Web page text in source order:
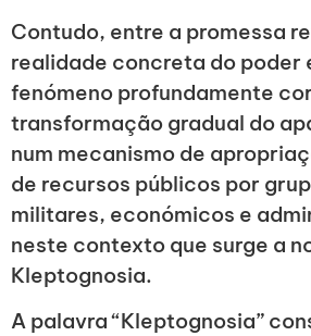
Contudo, entre a promessa
realidade concreta do poder
fenómeno profundamente
transformação gradual do
num mecanismo de
de recursos públicos por
militares, económicos e
neste contexto que surge a
Kleptognosia.
A palavra “Kleptognosia”